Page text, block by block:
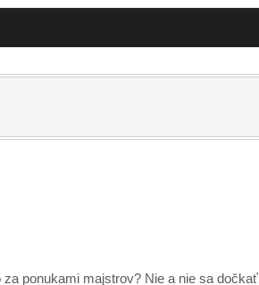
ponukami majstrov? Nie a nie sa dočkať